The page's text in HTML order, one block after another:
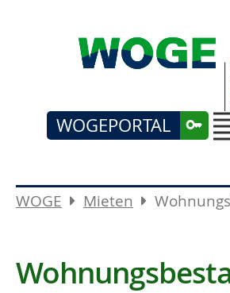
WOGEPORTAL
WOGE Mieten